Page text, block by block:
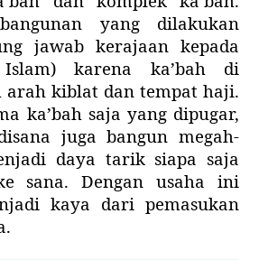
yang dilakukan
jawab kerajaan kepada
karena ka’bah di
arah kiblat dan tempat haji.
ka’bah saja yang dipugar,
juga bangun megah-
daya tarik siapa saja
sana. Dengan usaha ini
kaya dari pemasukan